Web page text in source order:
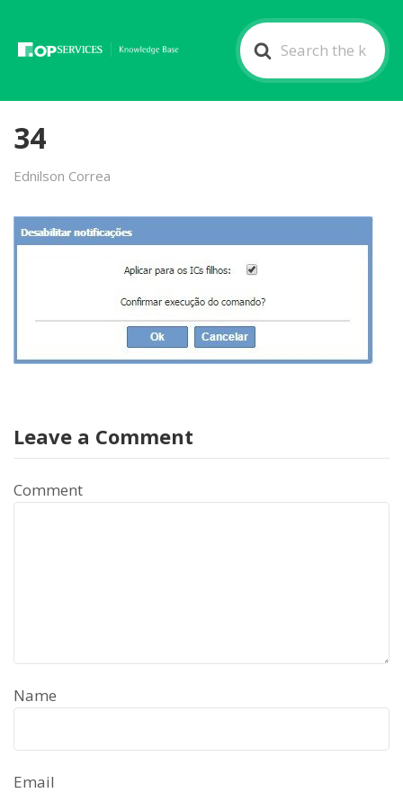
Search
For
34
Ednilson Correa
Leave a Comment
Comment
Name
Email